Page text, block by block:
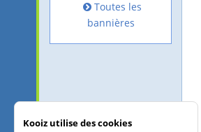
Toutes les
bannières
Kooiz utilise des cookies